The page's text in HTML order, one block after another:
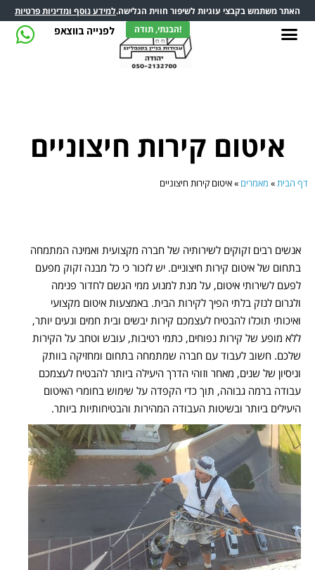
לפנייה בווצאפ
איטום קירות חיצוניים
דף הבית » מאמרים »איטום קירות חיצוניים
אנשים רבים זקוקים לשירותיה של חברה מקצועית ואמינה המתמחה
בתחום של איטום קירות חיצוניים. יש לזכור כי כל מבנה זקוק מפעם
לפעם לשירותי איטום, על מנת למנוע ממי הגשם לחדור פנימה
ולגרום לנזק בלתי הפיך לקירות הבית. באמצעות איטום מקצועי
ואיכותי תוכלו להבטיח לעצמכם קירות יבשים ובית חמים ונעים יותר,
ללא מופע של קירות נפוחים, כתמי רטיבות, עובש וטחב על הקירות
שלכם. חשוב לעבוד עם חברה שמתמחה בתחום ומחזיקה בוותק
וניסיון של שנים, מאחר וזוהי הדרך היעילה ביותר להבטיח לעצמכם
עבודה ברמה גבוהה, תוך כדי הקפדה על שימוש בחומרי האיטום
היעילים ביותר ובשיטות העבודה המהירות והבטיחותיות ביותר.
האתר משתמש בקבצי עוגיות לשיפור חווית הגלישה.למידע נוסף ומדיניות פרטיות
הבנתי, תודה!